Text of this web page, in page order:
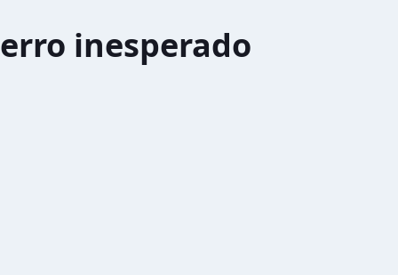
erro inesperado